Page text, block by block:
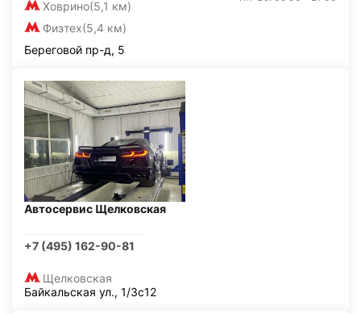
Ховрино(5,1 км)
Физтех(5,4 км)
Береговой пр-д, 5
Автосервис Щелковская
+7 (495) 162-90-81
Щелковская
Байкальская ул., 1/3с12